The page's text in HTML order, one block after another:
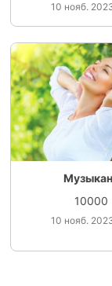
10 нояб.
10000
10 нояб.